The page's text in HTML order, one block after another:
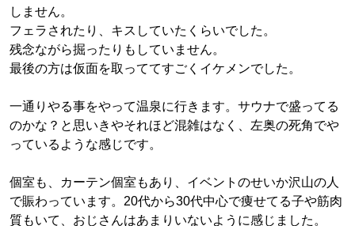
しません。
フェラされたり、キスしていたくらいでした。
残念ながら掘ったりもしていません。
最後の方は仮面を取っててすごくイケメンでした。
一通りやる事をやって温泉に行きます。サウナで盛ってる
のかな？と思いきやそれほど混雑はなく、左奥の死角でや
っているような感じです。
個室も、カーテン個室もあり、イベントのせいか沢山の人
で賑わっています。20代から30代中心で痩せてる子や筋肉
質もいて、おじさんはあまりいないように感じました。